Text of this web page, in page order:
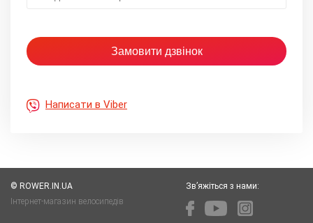
Написати в Viber
© ROWER.IN.UA
Інтернет-магазин велосипедів
Зв’яжіться з нами: